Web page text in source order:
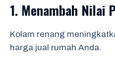
1. Menambah Nilai
Kolam renang
harga jual rumah Anda.